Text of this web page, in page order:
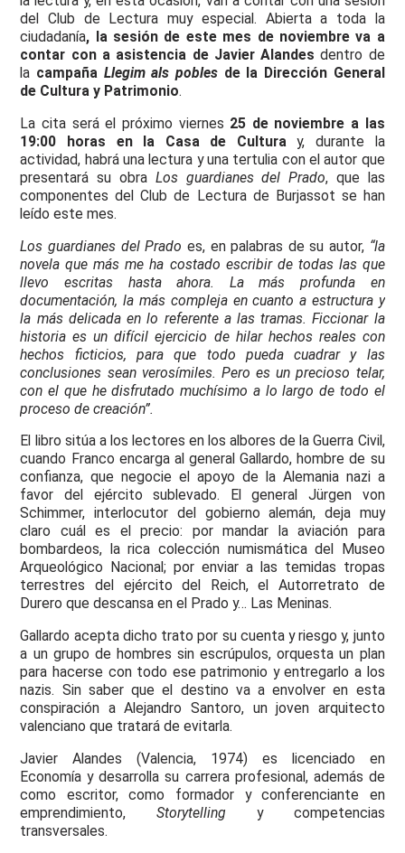
del Club de Lectura muy especial. Abierta a toda la
ciudadanía, la sesión de este mes de noviembre va a
contar con a asistencia de Javier Alandes dentro de
la campaña Llegim als pobles de la Dirección General
de Cultura y Patrimonio.
La cita será el próximo viernes 25 de noviembre a las
19:00 horas en la Casa de Culturay, durante la
actividad, habrá una lectura y una tertulia con el autor que
presentará su obra Los guardianes del Prado, que las
componentes del Club de Lectura de Burjassot se han
leído este mes.
Los guardianes del Prado es, en palabras de su autor, “la
novela que más me ha costado escribir de todas las que
llevo escritas hasta ahora. La más profunda en
documentación, la más compleja en cuanto a estructura y
la más delicada en lo referente a las tramas. Ficcionar la
historia es un difícil ejercicio de hilar hechos reales con
hechos ficticios, para que todo pueda cuadrar y las
conclusiones sean verosímiles. Pero es un precioso telar,
con el que he disfrutado muchísimo a lo largo de todo el
proceso de creación”.
El libro sitúa a los lectores en los albores de la Guerra Civil,
cuando Franco encarga al general Gallardo, hombre de su
confianza, que negocie el apoyo de la Alemania nazi a
favor del ejército sublevado. El general Jürgen von
Schimmer, interlocutor del gobierno alemán, deja muy
claro cuál es el precio: por mandar la aviación para
bombardeos, la rica colección numismática del Museo
Arqueológico Nacional; por enviar a las temidas tropas
terrestres del ejército del Reich, el Autorretrato de
Durero que descansa en el Prado y… Las Meninas.
Gallardo acepta dicho trato por su cuenta y riesgo y, junto
a un grupo de hombres sin escrúpulos, orquesta un plan
para hacerse con todo ese patrimonio y entregarlo a los
nazis. Sin saber que el destino va a envolver en esta
conspiración a Alejandro Santoro, un joven arquitecto
valenciano que tratará de evitarla.
Javier Alandes (Valencia, 1974) es licenciado en
Economía y desarrolla su carrera profesional, además de
como escritor, como formador y conferenciante en
emprendimiento,Storytelling y competencias
transversales.